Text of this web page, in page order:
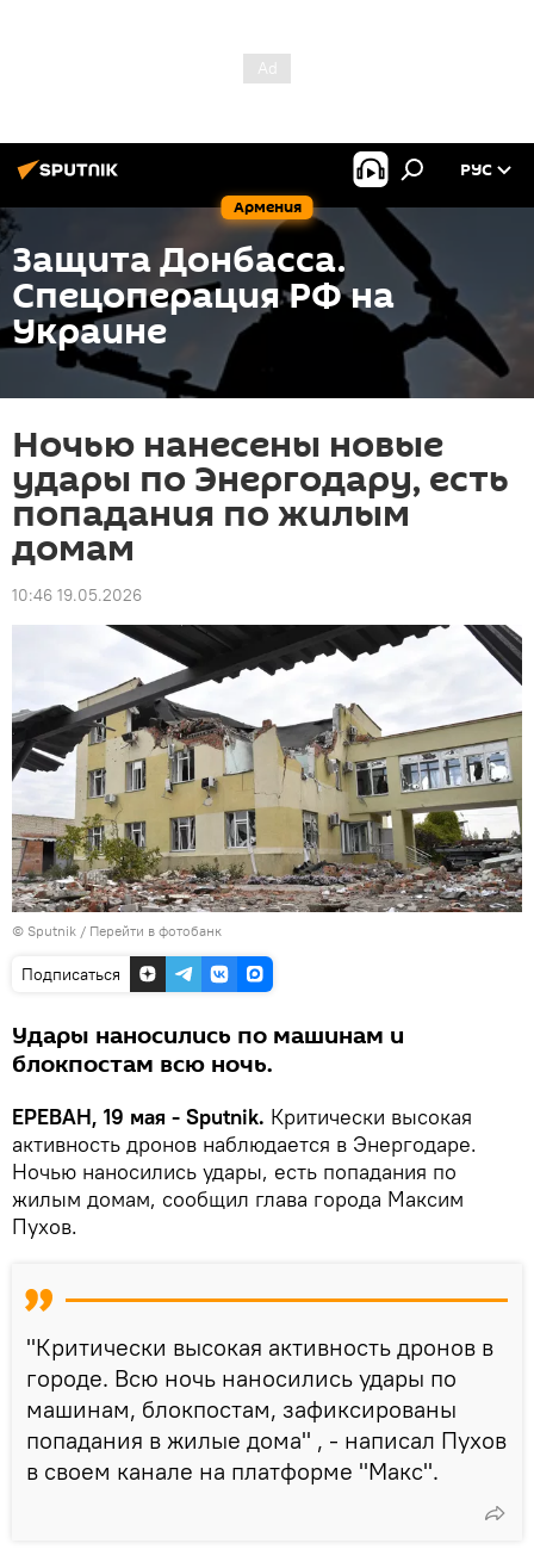
Армения
РУС
Защита Донбасса.
Спецоперация РФ на
Украине
Ночью нанесены новые
удары по Энергодару, есть
попадания по жилым
домам
10:46 19.05.2026
© Sputnik / Перейти в фотобанк
Подписаться
Удары наносились по машинам и
блокпостам всю ночь.
ЕРЕВАН, 19 мая - Sputnik. Критически высокая
активность дронов наблюдается в Энергодаре.
Ночью наносились удары, есть попадания по
жилым домам, сообщил глава города Максим
Пухов.
"Критически высокая активность дронов в
городе. Всю ночь наносились удары по
машинам, блокпостам, зафиксированы
попадания в жилые дома" , - написал Пухов
в своем канале на платформе "Макс".